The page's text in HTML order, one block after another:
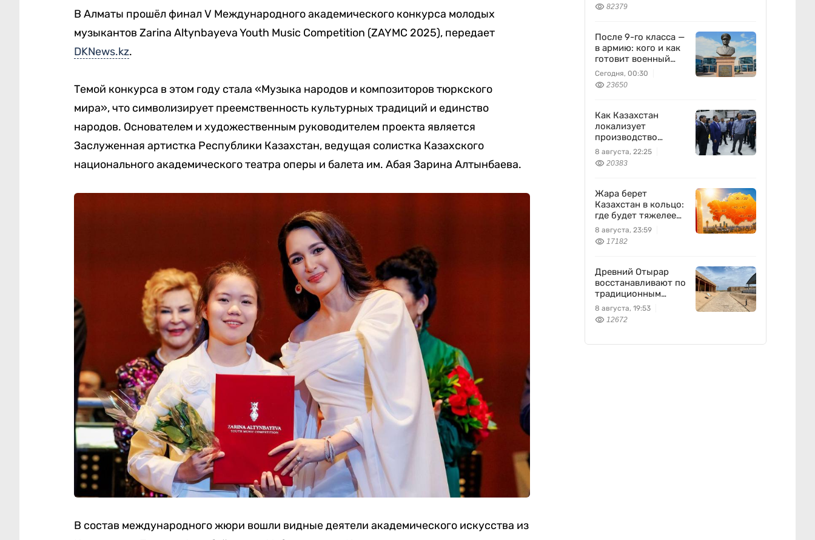
В Алматы прошёл финал V Международного академического конкурса молодых
музыкантов Zarina Altynbayeva Youth Music Competition (ZAYMC 2025), передает
DKNews.kz.
Темой конкурса в этом году стала «Музыка народов и композиторов тюркского
мира», что символизирует преемственность культурных традиций и единство
народов. Основателем и художественным руководителем проекта является
Заслуженная артистка Республики Казахстан, ведущая солистка Казахского
национального академического театра оперы и балета им. Абая Зарина Алтынбаева.
В состав международного жюри вошли видные деятели академического искусства из
82379
После 9-го класса —
в армию: кого и как
готовит военный
колледж
Сегодня, 00:30
23650
Как Казахстан
локализует
производство
оборонной техники
8 августа, 22:25
20383
Жара берет
Казахстан в кольцо:
где будет тяжелее
всего 9 августа
8 августа, 23:59
17182
Древний Отырар
восстанавливают по
традиционным
технологиям
8 августа, 19:53
12672